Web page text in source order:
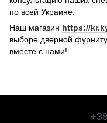
по всей Украине.
Наш магазин https://
выборе дверной
вместе с нами!